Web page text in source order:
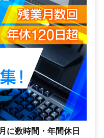
に数時間・年間休日